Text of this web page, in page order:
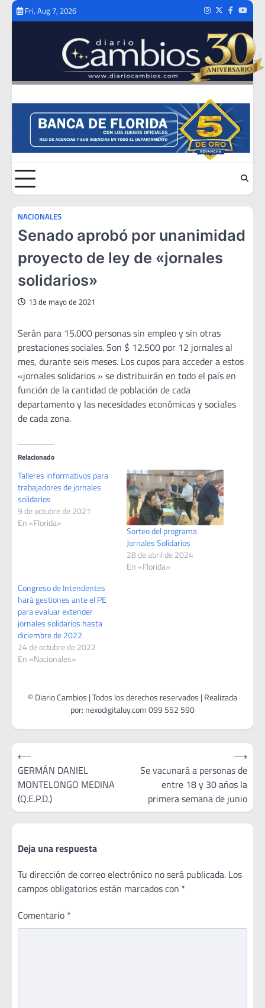
Skip
Fri, Aug 7, 2026 Instagram
TwitterFacebook
NACIONALES
Senado aprobó por unanimidad
proyecto de ley de «jornales
solidarios»
13 de mayo de 2021
Serán para 15.000 personas sin empleo y sin otras
prestaciones sociales. Son $ 12.500 por 12 jornales al
mes, durante seis meses. Los cupos para acceder a estos
«jornales solidarios » se distribuirán en todo el país en
función de la cantidad de población de cada
departamento y las necesidades económicas y sociales
de cada zona.
Relacionado
Talleres informativos para
trabajadores de jornales
solidarios
9 de octubre de 2021
En «Florida»
Sorteo del programa
Jornales Solidarios
28 de abril de 2024
En «Florida»
Congreso de Intendentes
hará gestiones ante el PE
para evaluar extender
jornales solidarios hasta
diciembre de 2022
24 de octubre de 2022
En «Nacionales»
Navegación
de
entradas
⟵
GERMÁN DANIEL
MONTELONGO MEDINA
(Q.E.P.D.)
Se vacunará a personas de
entre 18 y 30 años la
primera semana de junio
⟶
Deja una respuesta
Tu dirección de correo electrónico no será publicada. Los
campos obligatorios están marcados con *
Comentario *